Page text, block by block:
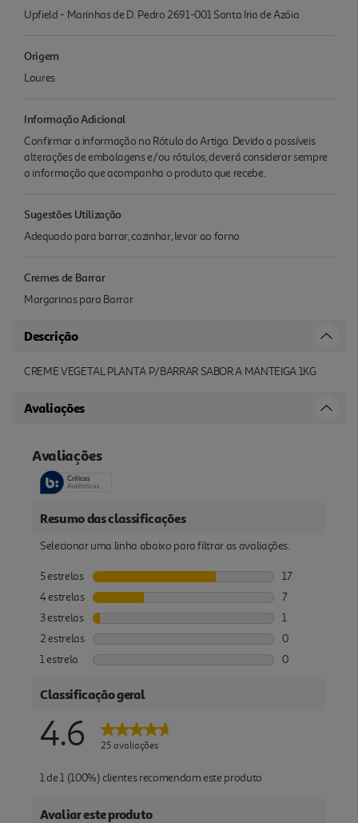
Upfield - Marinhas de D. Pedro 2691-001 Santa Iria de Azóia
Origem
Loures
Informação Adicional
Confirmar a informação no Rótulo do Artigo. Devido a possíveis
alterações de embalagens e/ou rótulos, deverá considerar sempre
a informação que acompanha o produto que recebe.
Sugestões Utilização
Adequado para barrar, cozinhar, levar ao forno
Cremes de Barrar
Margarinas para Barrar
Descrição
CREME VEGETAL PLANTA P/BARRAR SABOR A MANTEIGA 1KG
Avaliações